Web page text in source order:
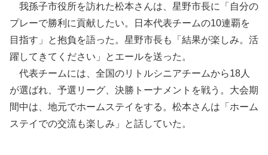
我孫子市役所を訪れた松本さんは、星野市長に「自分の
プレーで勝利に貢献したい。日本代表チームの10連覇を
目指す」と抱負を語った。星野市長も「結果が楽しみ。活
躍してきてください」とエールを送った。
代表チームには、全国のリトルシニアチームから18人
が選ばれ、予選リーグ、決勝トーナメントを戦う。大会期
間中は、地元でホームステイをする。松本さんは「ホーム
ステイでの交流も楽しみ」と話していた。